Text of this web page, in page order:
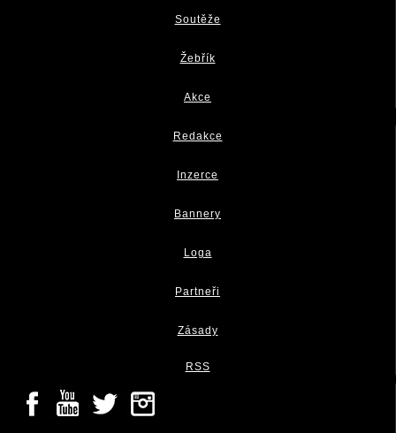
Soutěže
Žebřík
Akce
Redakce
Inzerce
Bannery
Loga
Partneři
Zásady
RSS